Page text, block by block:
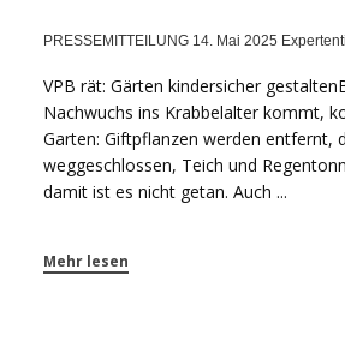
PRESSEMITTEILUNG 14. Mai 2025
VPB rät: Gärten kindersicher
Nachwuchs ins Krabbelalter kommt,
Garten: Giftpflanzen werden entfernt,
weggeschlossen, Teich und
damit ist es nicht getan. Auch ...
Mehr lesen